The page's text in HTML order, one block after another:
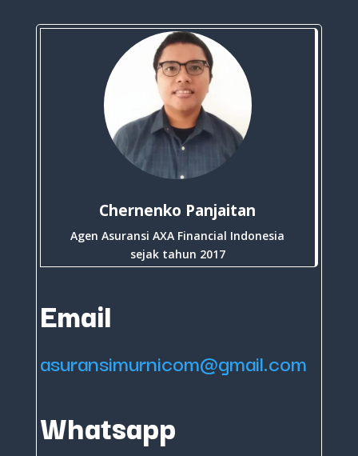
Chernenko Panjaitan
Agen Asuransi AXA Financial Indonesia
sejak tahun 2017
Email
asuransimurnicom@gmail.com
Whatsapp